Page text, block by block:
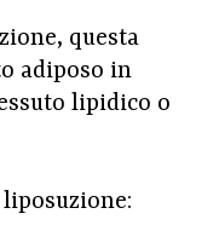
questa
adiposo in
lipidico o